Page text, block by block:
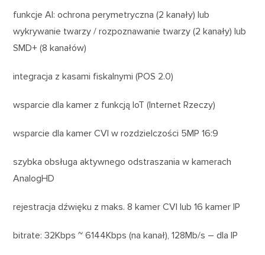
funkcje AI: ochrona perymetryczna (2 kanały) lub
wykrywanie twarzy / rozpoznawanie twarzy (2 kanały) lub
SMD+ (8 kanałów)
integracja z kasami fiskalnymi (POS 2.0)
wsparcie dla kamer z funkcją IoT (Internet Rzeczy)
wsparcie dla kamer CVI w rozdzielczości 5MP 16:9
szybka obsługa aktywnego odstraszania w kamerach
AnalogHD
rejestracja dźwięku z maks. 8 kamer CVI lub 16 kamer IP
bitrate: 32Kbps ~ 6144Kbps (na kanał), 128Mb/s – dla IP